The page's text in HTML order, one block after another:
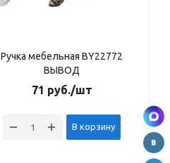
Ручка мебельная BY22772
ВЫВОД
71 руб./шт
В корзину